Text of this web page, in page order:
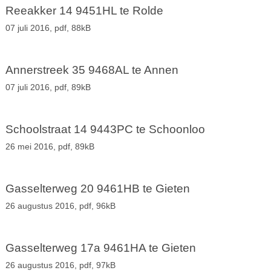
Reeakker 14 9451HL te Rolde
07 juli 2016, pdf, 88kB
Annerstreek 35 9468AL te Annen
07 juli 2016, pdf, 89kB
Schoolstraat 14 9443PC te Schoonloo
26 mei 2016, pdf, 89kB
Gasselterweg 20 9461HB te Gieten
26 augustus 2016, pdf, 96kB
Gasselterweg 17a 9461HA te Gieten
26 augustus 2016, pdf, 97kB